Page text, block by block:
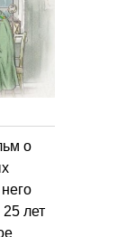
о
лет